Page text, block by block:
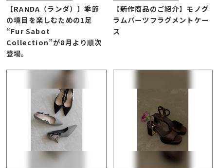
【RANDA（ランダ）】季節
の境目を楽しむための1足
“Fur Sabot
Collection”が8月より順次
登場。
【新作商品のご紹介】モノグ
ラムパーツフラグメントケー
ス